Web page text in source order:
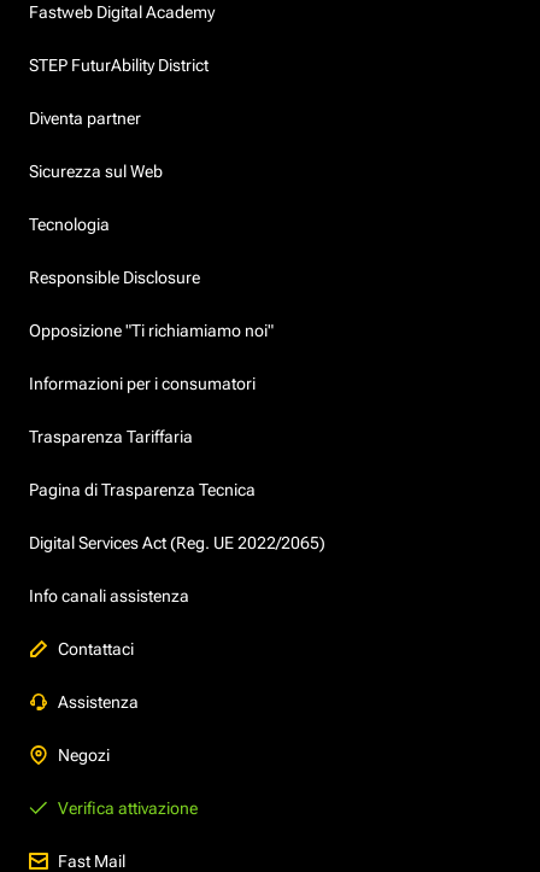
Fastweb Digital Academy
STEP FuturAbility District
Diventa partner
Sicurezza sul Web
Tecnologia
Responsible Disclosure
Opposizione "Ti richiamiamo noi"
Informazioni per i consumatori
Trasparenza Tariffaria
Pagina di Trasparenza Tecnica
Digital Services Act (Reg. UE 2022/2065)
Info canali assistenza
Contattaci
Assistenza
Negozi
Verifica attivazione
Fast Mail